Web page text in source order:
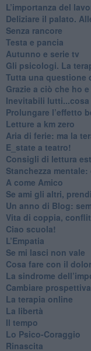
​L’importanza del
​Deliziare il palato.
​Senza rancore
​Testa e pancia
​Autunno e serie tv
​Gli psicologi. La
​Tutta una questione
​Grazie a ciò che ho
​Inevitabili
Prolungare l’effetto
​Letture a km zero
​Aria di ferie: ma la
​E_state a teatro!
​Consigli di lettura
​Stanchezza
​A come Amico
​Se ami gli altri,
​Un anno di Blog:
​Vita di coppia,
​Ciao scuola!
​L’Empatia
​Se mi lasci non vale
Cosa fare con il
​La sindrome
​Cambiare prospettiva
La terapia online
La libertà
​Il tempo
​Lo Psico-Coraggio
Rinascita